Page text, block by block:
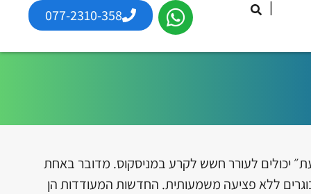
|
077-2310-358
יכולים לעורר חשש לקרע במניסקוס. מדובר באחת
ללא פציעה משמעותית. החדשות המעודדות הן